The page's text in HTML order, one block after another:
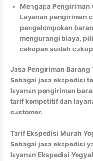
Mengapa Pengiriman
Layanan pengiriman
pengelompokan
mengurangi biaya,
cakupan sudah
Jasa Pengiriman Barang
Sebagai jasa ekspedisi
layanan pengiriman
tarif kompetitif dan
customer.
Tarif Ekspedisi Murah
Sebagai jasa ekspedisi
layanan Ekspedisi